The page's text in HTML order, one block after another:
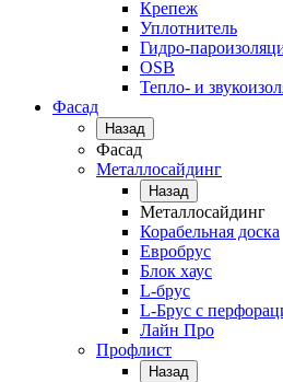
Крепеж
Уплотнитель
Гидро-
OSB
Тепло- и
Фасад
Назад
Фасад
Металлосайдинг
Назад
Металлосайдинг
Корабельная доска
Евробрус
Блок хаус
L-брус
L-Брус с
Лайн Про
Профлист
Назад